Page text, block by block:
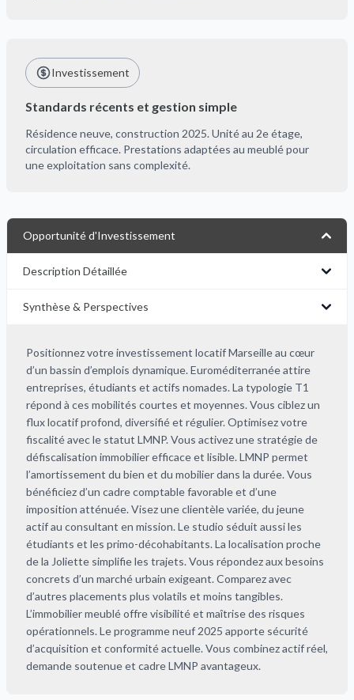
Investissement
Standards récents et gestion simple
Résidence neuve, construction 2025. Unité au 2e étage,
circulation efficace. Prestations adaptées au meublé pour
une exploitation sans complexité.
Opportunité d'Investissement
Description Détaillée
Synthèse & Perspectives
Positionnez votre investissement locatif Marseille au cœur
d’un bassin d’emplois dynamique. Euroméditerranée attire
entreprises, étudiants et actifs nomades. La typologie T1
répond à ces mobilités courtes et moyennes. Vous ciblez un
flux locatif profond, diversifié et régulier. Optimisez votre
fiscalité avec le statut LMNP. Vous activez une stratégie de
défiscalisation immobilier efficace et lisible. LMNP permet
l’amortissement du bien et du mobilier dans la durée. Vous
bénéficiez d’un cadre comptable favorable et d’une
imposition atténuée. Visez une clientèle variée, du jeune
actif au consultant en mission. Le studio séduit aussi les
étudiants et les primo-décohabitants. La localisation proche
de la Joliette simplifie les trajets. Vous répondez aux besoins
concrets d’un marché urbain exigeant. Comparez avec
d’autres placements plus volatils et moins tangibles.
L’immobilier meublé offre visibilité et maîtrise des risques
opérationnels. Le programme neuf 2025 apporte sécurité
d’acquisition et conformité actuelle. Vous combinez actif réel,
demande soutenue et cadre LMNP avantageux.